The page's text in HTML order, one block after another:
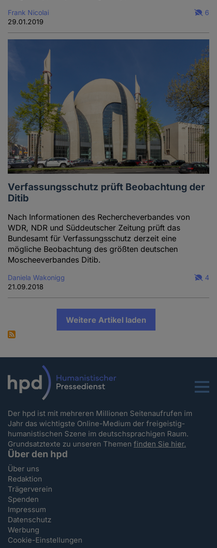
Frank Nicolai
29.01.2019
6
Verfassungsschutz prüft Beobachtung der
Ditib
Nach Informationen des Rechercheverbandes von
WDR, NDR und Süddeutscher Zeitung prüft das
Bundesamt für Verfassungsschutz derzeit eine
mögliche Beobachtung des größten deutschen
Moscheeverbandes Ditib.
Daniela Wakonigg
21.09.2018
4
Weitere Artikel laden
Menu
Der hpd ist mit mehreren Millionen Seitenaufrufen im
Jahr das wichtigste Online-Medium der freigeistig-
humanistischen Szene im deutschsprachigen Raum.
Grundsatztexte zu unseren Themenfinden Sie hier.
Über den hpd
Über uns
Redaktion
Trägerverein
Spenden
Impressum
Datenschutz
Werbung
Cookie-Einstellungen